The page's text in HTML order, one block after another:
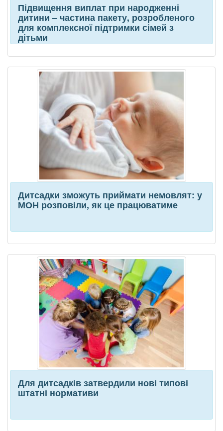
Підвищення виплат при народженні
дитини – частина пакету, розробленого
для комплексної підтримки сімей з
дітьми
Дитсадки зможуть приймати немовлят: у
МОН розповіли, як це працюватиме
Для дитсадків затвердили нові типові
штатні нормативи